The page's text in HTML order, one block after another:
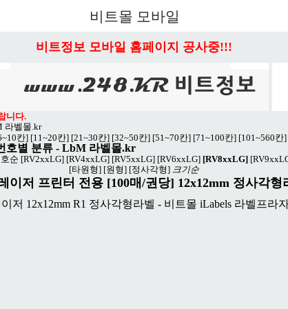
비트몰 모바일
비트정보 모바일 홈페이지 공사중!!!
니다.
라벨몰.kr
칸] [11~20칸] [21~30칸] [32~50칸] [51~70칸] [71~100칸] [101~560칸]
호별 분류 - LbM 라벨몰.kr
순 [RV2xxLG] [RV4xxLG] [RV5xxLG] [RV6xxLG] [RV8xxLG]
[타원형] [원형] [정사각형] 크기순
이저 프린터 전용 [100매/권당] 12x12mm 정사각형
저 12x12mm R1 정사각형라벨 - 비트몰 iLabels 라벨프라